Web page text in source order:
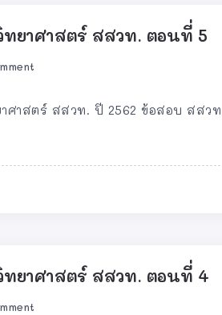
ทยาศาสตร์ สสวท. ตอนที่ 5
ศาสตร์ สสวท. ปี 2562 ข้อสอบ สสว
ทยาศาสตร์ สสวท. ตอนที่ 4